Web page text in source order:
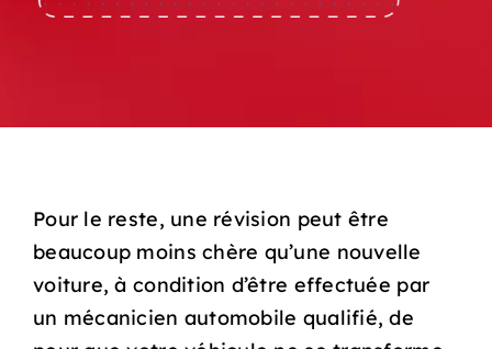
Pour le reste, une révision peut être
beaucoup moins chère qu’une nouvelle
voiture, à condition d’être effectuée par
un mécanicien automobile qualifié, de